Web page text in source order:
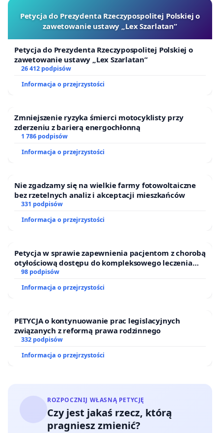
Petycja do Prezydenta Rzeczypospolitej Polskiej o
zawetowanie ustawy „Lex Szarlatan”
Petycja do Prezydenta Rzeczypospolitej Polskiej o
zawetowanie ustawy „Lex Szarlatan”
26 412 podpisów
Informacja o przejrzystości
Zmniejszenie ryzyka śmierci motocyklisty przy
zderzeniu z barierą energochłonną
1 786 podpisów
Informacja o przejrzystości
Nie zgadzamy się na wielkie farmy fotowoltaiczne
bez rzetelnych analiz i akceptacji mieszkańców
331 podpisów
Informacja o przejrzystości
Petycja w sprawie zapewnienia pacjentom z chorobą
otyłościową dostępu do kompleksowego leczenia
oraz programów profilaktycznych.
98 podpisów
Informacja o przejrzystości
PETYCJA o kontynuowanie prac legislacyjnych
związanych z reformą prawa rodzinnego
332 podpisów
Informacja o przejrzystości
ROZPOCZNIJ WŁASNĄ PETYCJĘ
Czy jest jakaś rzecz, którą
pragniesz zmienić?